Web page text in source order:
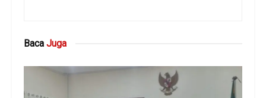
Baca Juga